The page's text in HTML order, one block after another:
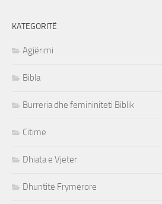
KATEGORITË
Agjërimi
Bibla
Burreria dhe femininiteti Biblik
Citime
Dhiata e Vjeter
Dhuntitë Frymërore